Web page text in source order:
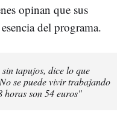
opinan que sus
del programa.
tapujos, dice lo que
se puede vivir trabajando
horas son 54 euros"